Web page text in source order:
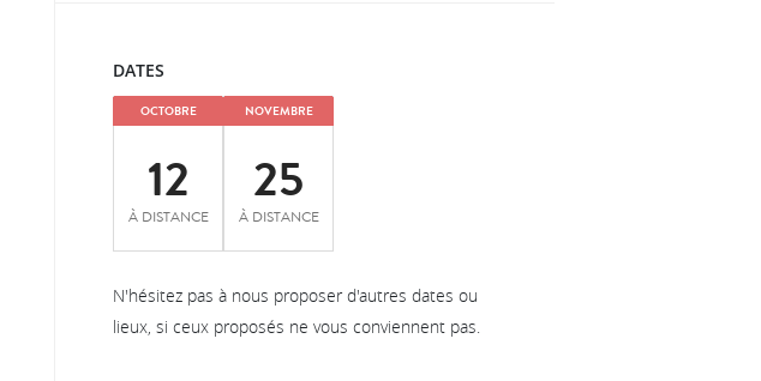
DATES
OCTOBRE
12
À DISTANCE
NOVEMBRE
25
À DISTANCE
N'hésitez pas à nous proposer d'autres dates ou
lieux, si ceux proposés ne vous conviennent pas.